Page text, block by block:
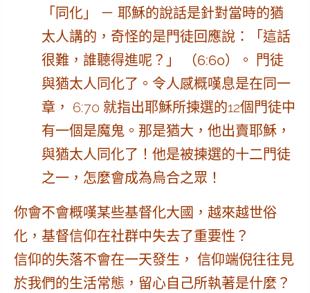
「同化」 － 耶穌的說話是針對當時的猶
太人講的，奇怪的是門徒回應說：「這話
很難，誰聽得進呢？」 （6:60）。
門徒
與猶太人同化了。令人感概嘆息是在同一
章， 6:70 就指出耶穌所揀選的12個門徒中
有一個是魔鬼。那是猶大，他出賣耶穌，
與猶太人同化了！他是被揀選的十二門徒
之一，怎麼會成為烏合之眾！
你會不會概嘆某些基督化大國，越來越世俗
化，基督信仰在社群中失去了重要性？
信仰的失落不會在一天發生， 信仰端倪往往見
於我們的生活常態，留心自己所執著是什麼？